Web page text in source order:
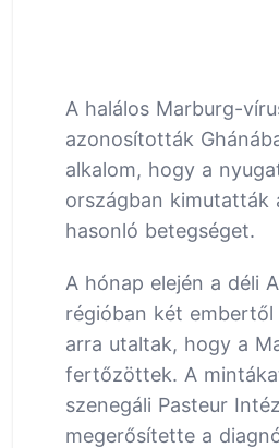
A halálos Marburg-
azonosították
alkalom, hogy a
országban kimutatták
hasonló betegséget.
A hónap elején a déli
régióban két
arra utaltak, hogy a
fertőzöttek. A
szenegáli Pasteur
megerősítette a